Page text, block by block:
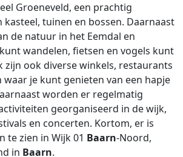
Groeneveld, een prachtig
kasteel, tuinen en bossen. Daarnaast
de natuur in het Eemdal en
wandelen, fietsen en vogels kunt
zijn ook diverse winkels, restaurants
waar je kunt genieten van een hapje
worden er regelmatig
georganiseerd in de wijk,
en concerten. Kortom, er is
te zien in Wijk 01 Baarn-Noord,
in Baarn.